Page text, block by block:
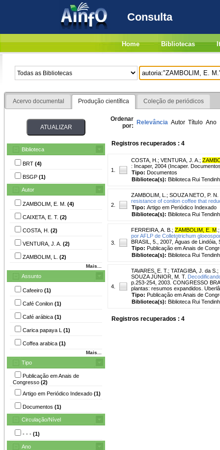
Consulta
Home Bibliotecas
Acervo documental Produção científica Coleção de periódicos
Biblioteca
BRT (4)
BSGP (1)
Autor
ZAMBOLIM, E. M. (4)
CAIXETA, E. T. (2)
COSTA, H. (2)
VENTURA, J. A. (2)
ZAMBOLIM, L. (2)
Mais...
Assunto
Cafeeiro (1)
Café Conilon (1)
Café arábica (1)
Carica papaya L (1)
Coffea arabica (1)
Mais...
Tipo
Publicação em Anais de
Congresso (2)
Artigo em Periódico Indexado (1)
Documentos (1)
Circulação/Nível
- - - (1)
Ano
Ordenar
por: Relevância Autor Título Ano
Registros recuperados : 4
1.
COSTA, H. ; VENTURA, J. A. ;
: Incaper, 2004 (Incaper.
Tipo: Documentos
Biblioteca(s): Biblioteca Rui
2.
ZAMBOLIM, L. ; SOUZA NETO, P. N.
resistance of conilon coffee that
Tipo: Artigo em Periódico Indexado
Biblioteca(s): Biblioteca Rui
3.
FERREIRA, A. B. ; ZAMBOLIM, E. M
por AFLP de Colletotrichum
BRASIL, 5., 2007, Águas de Lindóia,
Tipo: Publicação em Anais de
Biblioteca(s): Biblioteca Rui
4.
TAVARES, E. T. ; TATAGIBA, J. da S. ;
SOUZA JÚNIOR, M. T.
p.253-254, 2003. CONGRESSO
plantas: resumos expandidos.
Tipo: Publicação em Anais de
Biblioteca(s): Biblioteca Rui
Registros recuperados : 4